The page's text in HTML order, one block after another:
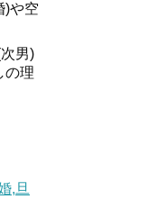
)や空
男)
の理
,旦